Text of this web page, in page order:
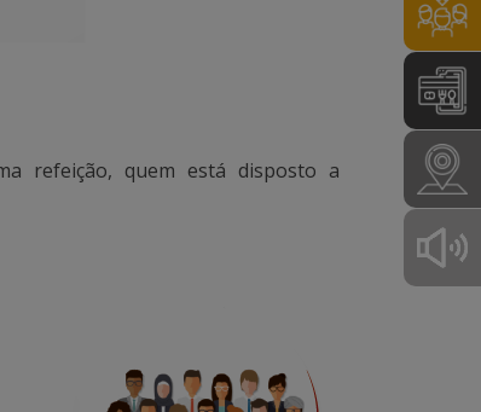
refeição, quem está disposto a